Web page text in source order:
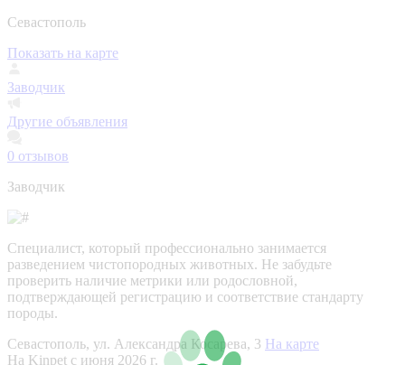
Севастополь
Показать на карте
Заводчик
Другие объявления
0 отзывов
Заводчик
Специалист, который профессионально занимается
разведением чистопородных животных. Не забудьте
проверить наличие метрики или родословной,
подтверждающей регистрацию и соответствие стандарту
породы.
Севастополь, ул. Александра Косарева, 3 На карте
На Kinpet c июня 2026 г.